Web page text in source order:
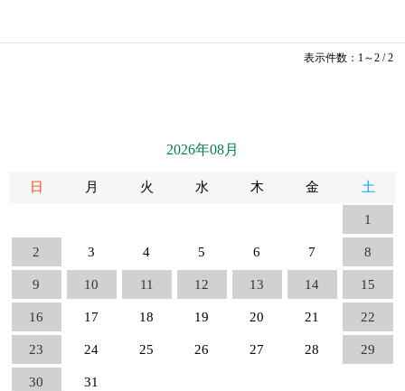
表示件数：1～2 / 2
2026年08月
日 月 火 水 木 金 土
1
2 3 4 5 6 7 8
9 10 11 12 13 14 15
16 17 18 19 20 21 22
23 24 25 26 27 28 29
30 31